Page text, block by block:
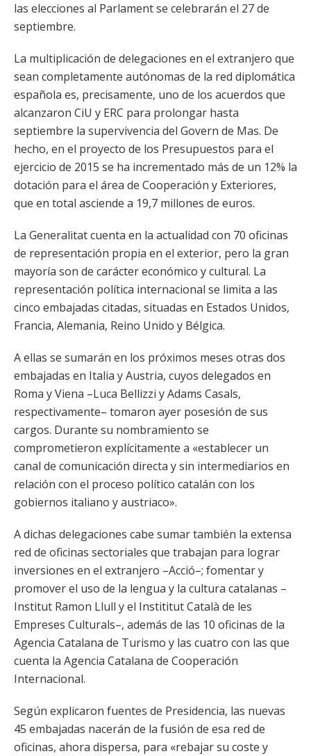
las elecciones al Parlament se celebrarán el 27 de
septiembre.
La multiplicación de delegaciones en el extranjero que
sean completamente autónomas de la red diplomática
española es, precisamente, uno de los acuerdos que
alcanzaron CiU y ERC para prolongar hasta
septiembre la supervivencia del Govern de Mas. De
hecho, en el proyecto de los Presupuestos para el
ejercicio de 2015 se ha incrementado más de un 12% la
dotación para el área de Cooperación y Exteriores,
que en total asciende a 19,7 millones de euros.
La Generalitat cuenta en la actualidad con 70 oficinas
de representación propia en el exterior, pero la gran
mayoría son de carácter económico y cultural. La
representación política internacional se limita a las
cinco embajadas citadas, situadas en Estados Unidos,
Francia, Alemania, Reino Unido y Bélgica.
A ellas se sumarán en los próximos meses otras dos
embajadas en Italia y Austria, cuyos delegados en
Roma y Viena –Luca Bellizzi y Adams Casals,
respectivamente– tomaron ayer posesión de sus
cargos. Durante su nombramiento se
comprometieron explícitamente a «establecer un
canal de comunicación directa y sin intermediarios en
relación con el proceso político catalán con los
gobiernos italiano y austriaco».
A dichas delegaciones cabe sumar también la extensa
red de oficinas sectoriales que trabajan para lograr
inversiones en el extranjero –Acció–; fomentar y
promover el uso de la lengua y la cultura catalanas –
Institut Ramon Llull y el Instititut Català de les
Empreses Culturals–, además de las 10 oficinas de la
Agencia Catalana de Turismo y las cuatro con las que
cuenta la Agencia Catalana de Cooperación
Internacional.
Según explicaron fuentes de Presidencia, las nuevas
45 embajadas nacerán de la fusión de esa red de
oficinas, ahora dispersa, para «rebajar su coste y